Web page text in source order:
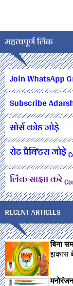
महत्वपूर्ण लिंक
Join WhatsApp
Subscribe
सोर्स कोड जोड़े
सेट प्रैक्टिस जोड़े
लिंक साझा करे
RECENT ARTICLES
बिना
झकास